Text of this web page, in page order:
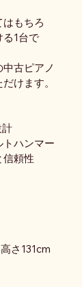
もちろ
る1台で
古ピアノ
けます。
計
トハンマー
信頼性
さ131cm